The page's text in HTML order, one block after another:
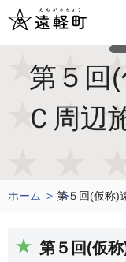
第５回(
Ｃ周辺
ホーム 第５回(仮称)
第５回(仮